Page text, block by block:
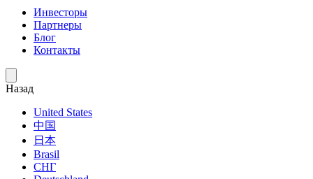
Инвесторы
Партнеры
Блог
Контакты
Назад
United States
中国
日本
Brasil
СНГ